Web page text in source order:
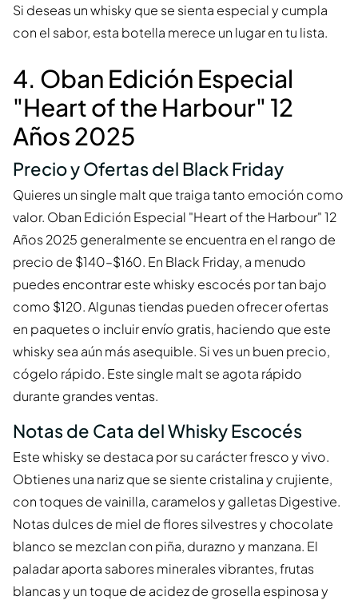
Si deseas un whisky que se sienta especial y cumpla
con el sabor, esta botella merece un lugar en tu lista.
4. Oban Edición Especial
"Heart of the Harbour" 12
Años 2025
Precio y Ofertas del Black Friday
Quieres un single malt que traiga tanto emoción como
valor. Oban Edición Especial "Heart of the Harbour" 12
Años 2025 generalmente se encuentra en el rango de
precio de $140–$160. En Black Friday, a menudo
puedes encontrar este whisky escocés por tan bajo
como $120. Algunas tiendas pueden ofrecer ofertas
en paquetes o incluir envío gratis, haciendo que este
whisky sea aún más asequible. Si ves un buen precio,
cógelo rápido. Este single malt se agota rápido
durante grandes ventas.
Notas de Cata del Whisky Escocés
Este whisky se destaca por su carácter fresco y vivo.
Obtienes una nariz que se siente cristalina y crujiente,
con toques de vainilla, caramelos y galletas Digestive.
Notas dulces de miel de flores silvestres y chocolate
blanco se mezclan con piña, durazno y manzana. El
paladar aporta sabores minerales vibrantes, frutas
blancas y un toque de acidez de grosella espinosa y